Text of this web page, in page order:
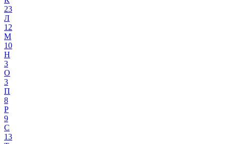
23
Л
12
М
10
Н
3
О
3
П
8
Р
9
С
13